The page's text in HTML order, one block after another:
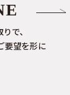
で、
要望を形に